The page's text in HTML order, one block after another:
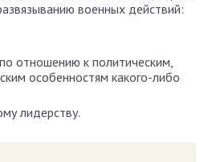
военных действий:
отношению к политическим,
особенностям какого-либо
лидерству.